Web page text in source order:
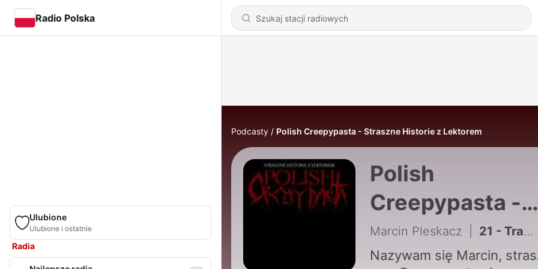
Radio Polska
Ulubione
Ulubione i ostatnie
Radia
Podcasty Polish Creepypasta - Straszne Historie z Lektorem
Polish
Creepypasta -
Straszne
z Lektorem
Marcin Pleskacz 21 - Trawnik we krwii
Nazywam się Marcin,